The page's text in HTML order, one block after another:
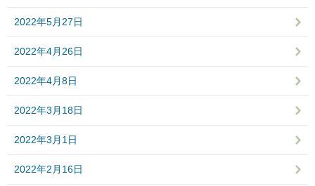
2022年5月27日
2022年4月26日
2022年4月8日
2022年3月18日
2022年3月1日
2022年2月16日